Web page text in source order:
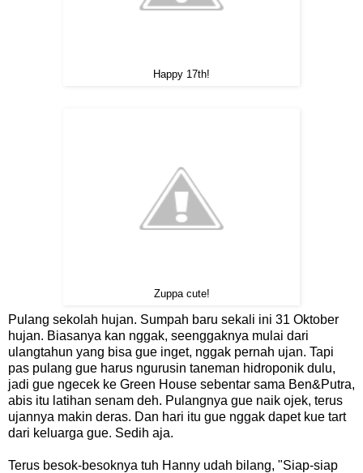
Happy 17th!
Zuppa cute!
Pulang sekolah hujan. Sumpah baru sekali ini 31 Oktober
hujan. Biasanya kan nggak, seenggaknya mulai dari
ulangtahun yang bisa gue inget, nggak pernah ujan. Tapi
pas pulang gue harus ngurusin taneman hidroponik dulu,
jadi gue ngecek ke Green House sebentar sama Ben&Putra,
abis itu latihan senam deh. Pulangnya gue naik ojek, terus
ujannya makin deras. Dan hari itu gue nggak dapet kue tart
dari keluarga gue. Sedih aja.
Terus besok-besoknya tuh Hanny udah bilang, "Siap-siap